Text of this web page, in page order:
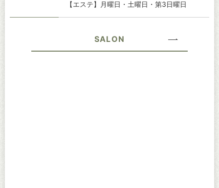
【エステ】月曜日・土曜日・第3日曜日
SALON